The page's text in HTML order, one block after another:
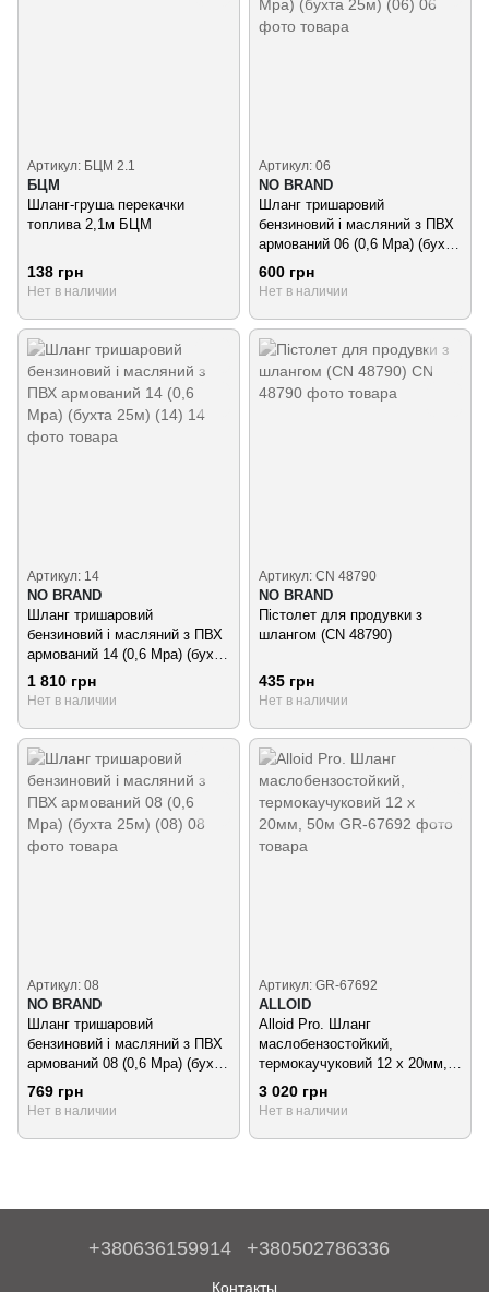
Артикул: БЦМ 2.1
БЦМ
Шланг-груша перекачки
топлива 2,1м БЦМ
138 грн
Нет в наличии
Артикул: 06
NO BRAND
Шланг тришаровий
бензиновий і масляний з ПВХ
армований 06 (0,6 Mpa) (бухта
25м) (06)
600 грн
Нет в наличии
Артикул: 14
NO BRAND
Шланг тришаровий
бензиновий і масляний з ПВХ
армований 14 (0,6 Mpa) (бухта
25м) (14)
1 810 грн
Нет в наличии
Артикул: CN 48790
NO BRAND
Пістолет для продувки з
шлангом (CN 48790)
435 грн
Нет в наличии
Артикул: 08
NO BRAND
Шланг тришаровий
бензиновий і масляний з ПВХ
армований 08 (0,6 Mpa) (бухта
25м) (08)
769 грн
Нет в наличии
Артикул: GR-67692
ALLOID
Alloid Pro. Шланг
маслобензостойкий,
термокаучуковий 12 х 20мм,
50м
3 020 грн
Нет в наличии
+380636159914 +380502786336
Контакты